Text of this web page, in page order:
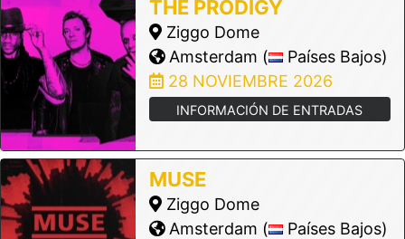
THE PRODIGY
Ziggo Dome
Amsterdam (
Países Bajos)
28 NOVIEMBRE 2026
INFORMACIÓN DE ENTRADAS
MUSE
Ziggo Dome
Amsterdam (
Países Bajos)